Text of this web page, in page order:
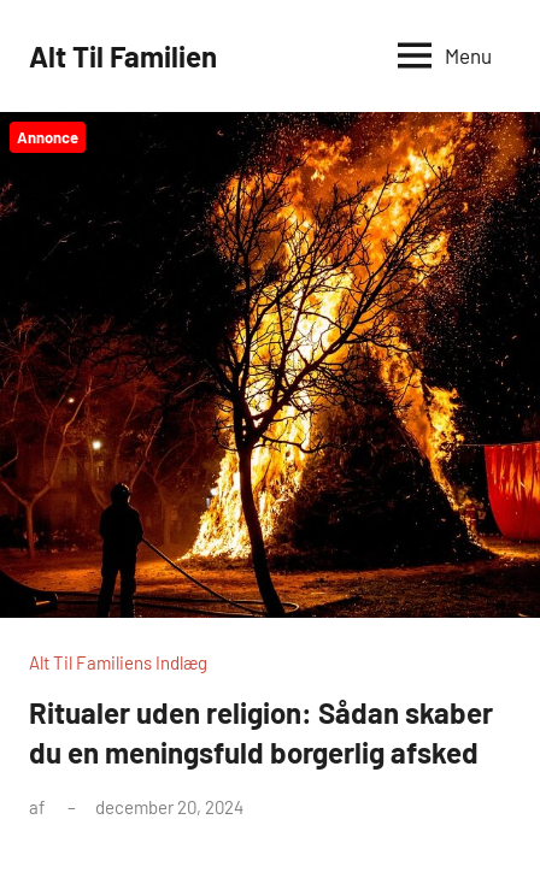
Alt Til Familien Menu
Annonce
Alt Til Familiens Indlæg
Ritualer uden religion: Sådan skaber
du en meningsfuld borgerlig afsked
af december 20, 2024